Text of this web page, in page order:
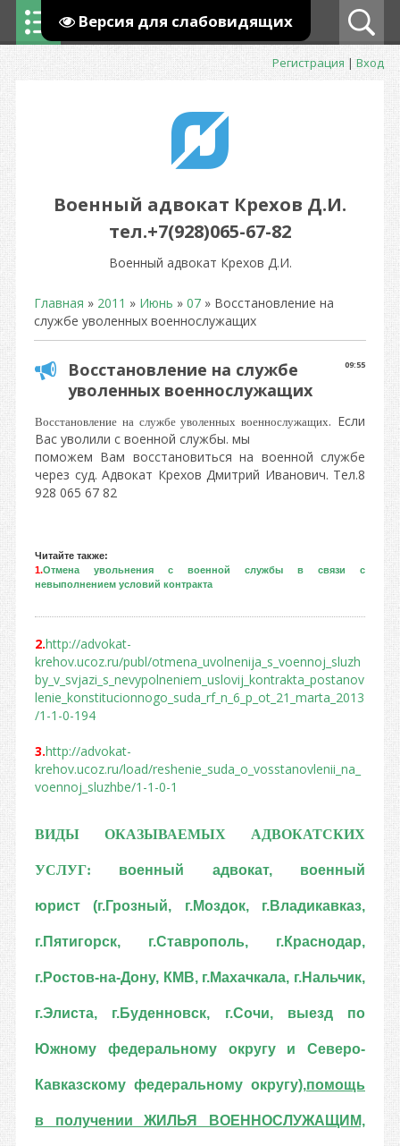
Версия для слабовидящих
Регистрация|Вход
Военный адвокат Крехов Д.И.
тел.+7(928)065-67-82
Военный адвокат Крехов Д.И.
Главная » 2011 » Июнь » 07 » Восстановление на
службе уволенных военнослужащих
09:55
Восстановление на службе
уволенных военнослужащих
Восстановление на службе уволенных военнослужащих. Если
Вас уволили с военной службы. мы
поможем Вам восстановиться на военной службе
через суд. Адвокат Крехов Дмитрий Иванович. Тел.8
928 065 67 82
Читайте также:
1.Отмена увольнения с военной службы в связи с
невыполнением условий контракта
2.http://advokat-
krehov.ucoz.ru/publ/otmena_uvolnenija_s_voennoj_sluzh
by_v_svjazi_s_nevypolneniem_uslovij_kontrakta_postanov
lenie_konstitucionnogo_suda_rf_n_6_p_ot_21_marta_2013
/1-1-0-194
3.http://advokat-
krehov.ucoz.ru/load/reshenie_suda_o_vosstanovlenii_na_
voennoj_sluzhbe/1-1-0-1
ВИДЫ ОКАЗЫВАЕМЫХ АДВОКАТСКИХ
УСЛУГ: военный адвокат, военный
юрист(г.Грозный, г.Моздок, г.Владикавказ,
г.Пятигорск, г.Ставрополь, г.Краснодар,
г.Ростов-на-Дону, КМВ, г.Махачкала, г.Нальчик,
г.Элиста, г.Буденновск, г.Сочи, выезд по
Южному федеральному округу и Северо-
Кавказскому федеральному округу),помощь
в получении ЖИЛЬЯ ВОЕННОСЛУЖАЩИМ,